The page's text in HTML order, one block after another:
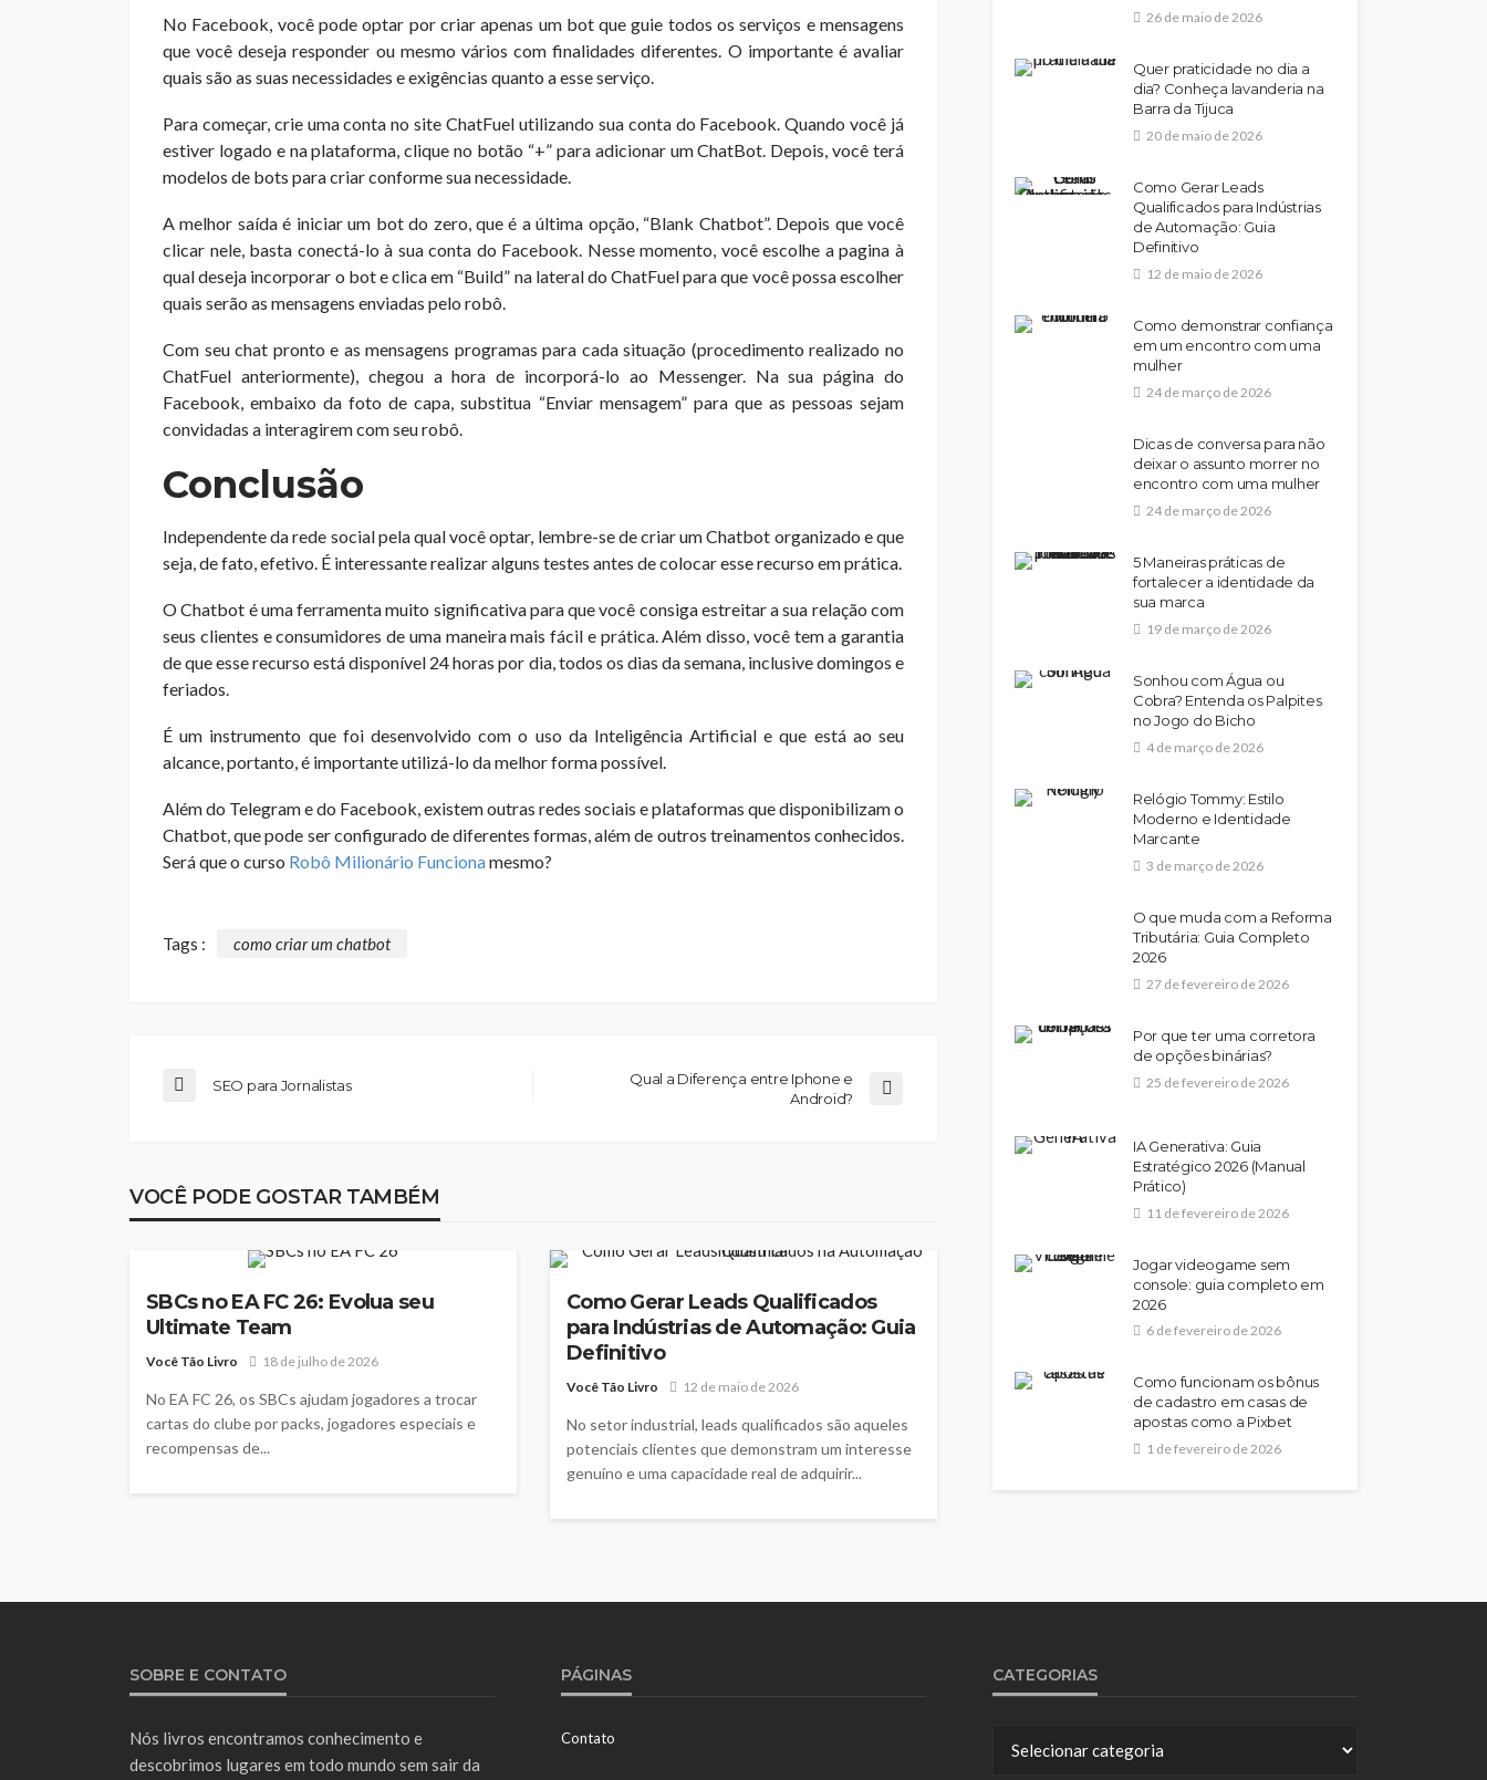
No Facebook, você pode optar por criar apenas um bot que guie todos os serviços e mensagens
que você deseja responder ou mesmo vários com finalidades diferentes. O importante é avaliar
quais são as suas necessidades e exigências quanto a esse serviço.
Para começar, crie uma conta no site ChatFuel utilizando sua conta do Facebook. Quando você já
estiver logado e na plataforma, clique no botão “+” para adicionar um ChatBot. Depois, você terá
modelos de bots para criar conforme sua necessidade.
A melhor saída é iniciar um bot do zero, que é a última opção, “Blank Chatbot”. Depois que você
clicar nele, basta conectá-lo à sua conta do Facebook. Nesse momento, você escolhe a pagina à
qual deseja incorporar o bot e clica em “Build” na lateral do ChatFuel para que você possa escolher
quais serão as mensagens enviadas pelo robô.
Com seu chat pronto e as mensagens programas para cada situação (procedimento realizado no
ChatFuel anteriormente), chegou a hora de incorporá-lo ao Messenger. Na sua página do
Facebook, embaixo da foto de capa, substitua “Enviar mensagem” para que as pessoas sejam
convidadas a interagirem com seu robô.
Conclusão
Independente da rede social pela qual você optar, lembre-se de criar um Chatbot organizado e que
seja, de fato, efetivo. É interessante realizar alguns testes antes de colocar esse recurso em prática.
O Chatbot é uma ferramenta muito significativa para que você consiga estreitar a sua relação com
seus clientes e consumidores de uma maneira mais fácil e prática. Além disso, você tem a garantia
de que esse recurso está disponível 24 horas por dia, todos os dias da semana, inclusive domingos e
feriados.
É um instrumento que foi desenvolvido com o uso da Inteligência Artificial e que está ao seu
alcance, portanto, é importante utilizá-lo da melhor forma possível.
Além do Telegram e do Facebook, existem outras redes sociais e plataformas que disponibilizam o
Chatbot, que pode ser configurado de diferentes formas, além de outros treinamentos conhecidos.
Será que o curso Robô Milionário Funcionamesmo?
Tags : como criar um chatbot
SEO para Jornalistas
Qual a Diferença entre Iphone e
Android?
VOCÊ PODE GOSTAR TAMBÉM
SBCs no EA FC 26: Evolua seu
Ultimate Team
Você Tão Livro 18 de julho de 2026
No EA FC 26, os SBCs ajudam jogadores a trocar
cartas do clube por packs, jogadores especiais e
recompensas de...
Como Gerar Leads Qualificados
para Indústrias de Automação: Guia
Definitivo
Você Tão Livro 12 de maio de 2026
No setor industrial, leads qualificados são aqueles
potenciais clientes que demonstram um interesse
genuíno e uma capacidade real de adquirir...
26 de maio de 2026
Quer praticidade no dia a
dia? Conheça lavanderia na
Barra da Tijuca
20 de maio de 2026
Como Gerar Leads
Qualificados para Indústrias
de Automação: Guia
Definitivo
12 de maio de 2026
Como demonstrar confiança
em um encontro com uma
mulher
24 de março de 2026
Dicas de conversa para não
deixar o assunto morrer no
encontro com uma mulher
24 de março de 2026
5 Maneiras práticas de
fortalecer a identidade da
sua marca
19 de março de 2026
Sonhou com Água ou
Cobra? Entenda os Palpites
no Jogo do Bicho
4 de março de 2026
Relógio Tommy: Estilo
Moderno e Identidade
Marcante
3 de março de 2026
O que muda com a Reforma
Tributária: Guia Completo
2026
27 de fevereiro de 2026
Por que ter uma corretora
de opções binárias?
25 de fevereiro de 2026
IA Generativa: Guia
Estratégico 2026 (Manual
Prático)
11 de fevereiro de 2026
Jogar videogame sem
console: guia completo em
2026
6 de fevereiro de 2026
Como funcionam os bônus
de cadastro em casas de
apostas como a Pixbet
1 de fevereiro de 2026
SOBRE E CONTATO
Nós livros encontramos conhecimento e
descobrimos lugares em todo mundo sem sair da
PÁGINAS
Contato
CATEGORIAS